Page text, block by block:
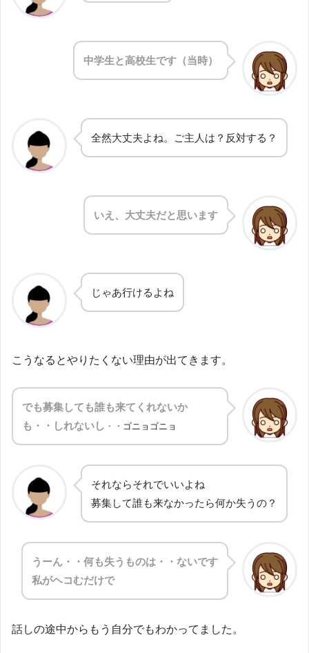
中学生と高校生です（当時）
全然大丈夫よね。ご主人は？反対する？
いえ、大丈夫だと思います
じゃあ行けるよね
こうなるとやりたくない理由が出てきます。
でも募集しても誰も来てくれないか
も・・しれないし ・・ ゴニョゴニョ
それならそれでいいよね
募集して誰も来なかったら何か失うの？
うーん・・何も失うものは・・ないです
私がヘコむだけで
話しの途中からもう自分でもわかってました。